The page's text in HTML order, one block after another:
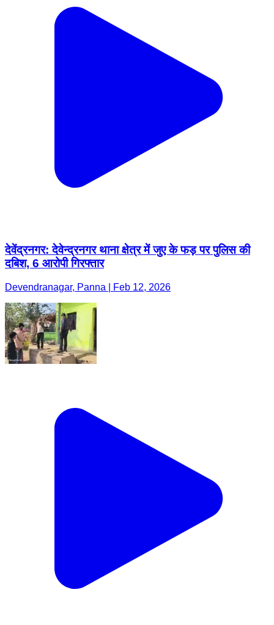
देवेंद्रनगर: देवेन्द्रनगर थाना क्षेत्र में जुए के फड़ पर पुलिस की
दबिश, 6 आरोपी गिरफ्तार
Devendranagar, Panna | Feb 12, 2026